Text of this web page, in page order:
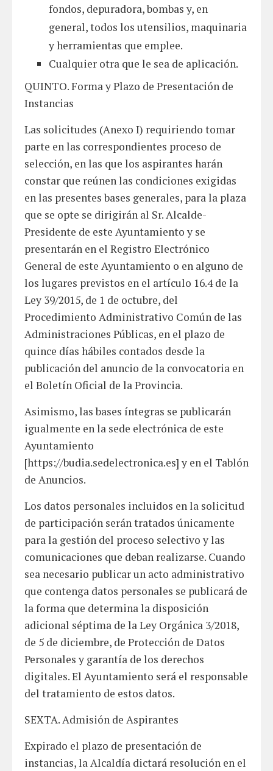
fondos, depuradora, bombas y, en
general, todos los utensilios, maquinaria
y herramientas que emplee.
Cualquier otra que le sea de aplicación.
QUINTO. Forma y Plazo de Presentación de
Instancias
Las solicitudes (Anexo I) requiriendo tomar
parte en las correspondientes proceso de
selección, en las que los aspirantes harán
constar que reúnen las condiciones exigidas
en las presentes bases generales, para la plaza
que se opte se dirigirán al Sr. Alcalde-
Presidente de este Ayuntamiento y se
presentarán en el Registro Electrónico
General de este Ayuntamiento o en alguno de
los lugares previstos en el artículo 16.4 de la
Ley 39/2015, de 1 de octubre, del
Procedimiento Administrativo Común de las
Administraciones Públicas, en el plazo de
quince días hábiles contados desde la
publicación del anuncio de la convocatoria en
el Boletín Oficial de la Provincia.
Asimismo, las bases íntegras se publicarán
igualmente en la sede electrónica de este
Ayuntamiento
[https://budia.sedelectronica.es] y en el Tablón
de Anuncios.
Los datos personales incluidos en la solicitud
de participación serán tratados únicamente
para la gestión del proceso selectivo y las
comunicaciones que deban realizarse. Cuando
sea necesario publicar un acto administrativo
que contenga datos personales se publicará de
la forma que determina la disposición
adicional séptima de la Ley Orgánica 3/2018,
de 5 de diciembre, de Protección de Datos
Personales y garantía de los derechos
digitales. El Ayuntamiento será el responsable
del tratamiento de estos datos.
SEXTA. Admisión de Aspirantes
Expirado el plazo de presentación de
instancias, la Alcaldía dictará resolución en el